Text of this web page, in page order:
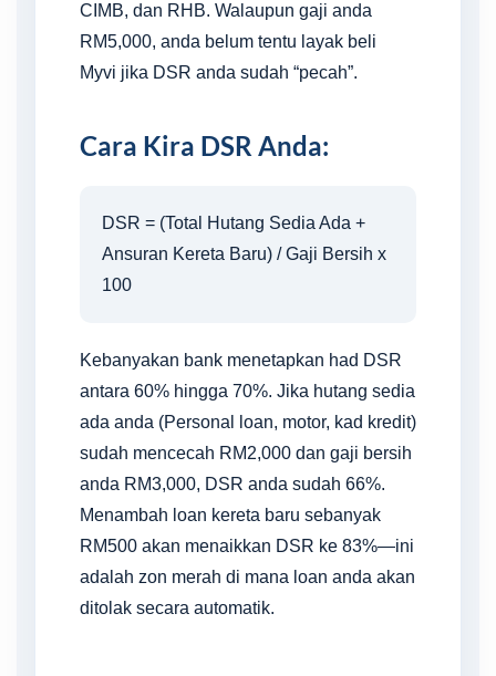
CIMB, dan RHB. Walaupun gaji anda
RM5,000, anda belum tentu layak beli
Myvi jika DSR anda sudah “pecah”.
Cara Kira DSR Anda:
DSR = (Total Hutang Sedia Ada +
Ansuran Kereta Baru) / Gaji Bersih x
100
Kebanyakan bank menetapkan had DSR
antara 60% hingga 70%. Jika hutang sedia
ada anda (Personal loan, motor, kad kredit)
sudah mencecah RM2,000 dan gaji bersih
anda RM3,000, DSR anda sudah 66%.
Menambah loan kereta baru sebanyak
RM500 akan menaikkan DSR ke 83%—ini
adalah zon merah di mana loan anda akan
ditolak secara automatik.